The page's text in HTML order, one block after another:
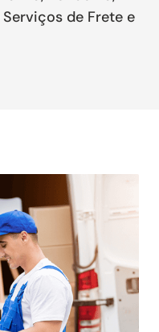
de Frete e